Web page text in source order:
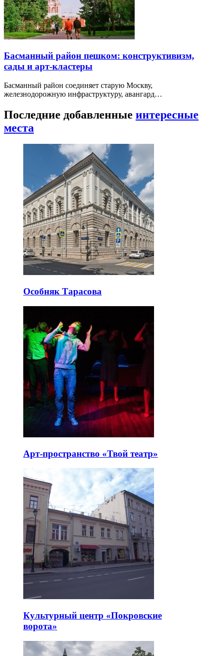
Басманный район пешком: конструктивизм,
сады и арт-кластеры
Басманный район соединяет старую Москву,
железнодорожную инфраструктуру, авангард…
Последние добавленные интересные
места
Особняк Тарасова
Арт-пространство «Твой театр»
Культурный центр «Покровские
ворота»